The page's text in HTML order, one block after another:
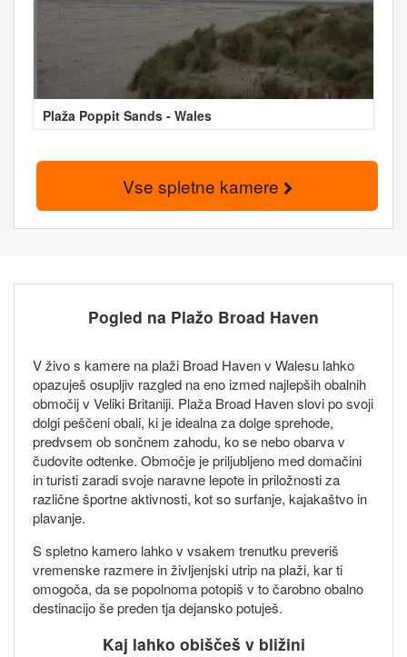
Plaža Poppit Sands - Wales
Vse spletne kamere
Pogled na Plažo Broad Haven
V živo s kamere na plaži Broad Haven v Walesu lahko
opazuješ osupljiv razgled na eno izmed najlepših obalnih
območij v Veliki Britaniji. Plaža Broad Haven slovi po svoji
dolgi peščeni obali, ki je idealna za dolge sprehode,
predvsem ob sončnem zahodu, ko se nebo obarva v
čudovite odtenke. Območje je priljubljeno med domačini
in turisti zaradi svoje naravne lepote in priložnosti za
različne športne aktivnosti, kot so surfanje, kajakaštvo in
plavanje.
S spletno kamero lahko v vsakem trenutku preveriš
vremenske razmere in življenjski utrip na plaži, kar ti
omogoča, da se popolnoma potopiš v to čarobno obalno
destinacijo še preden tja dejansko potuješ.
Kaj lahko obiščeš v bližini